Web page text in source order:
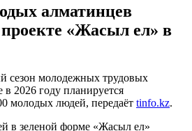
алматинцев
проекте «Жасыл ел» в
сезон молодежных трудовых
2026 году планируется
молодых людей, передаёт tinfo.kz.